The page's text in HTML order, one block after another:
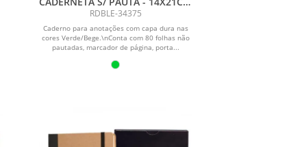
- BEGE/VERDE
RDBLE-34375
Caderno para anotações com capa dura nas
cores Verde/Bege.\nConta com 80 folhas não
pautadas, marcador de página, porta...